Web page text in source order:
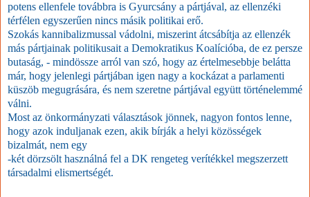
potens ellenfele továbbra is Gyurcsány a pártjával, az ellenzéki
térfélen egyszerűen nincs másik politikai erő.
Szokás kannibalizmussal vádolni, miszerint átcsábítja az ellenzék
más pártjainak politikusait a Demokratikus Koalícióba, de ez persze
butaság, - mindössze arról van szó, hogy az értelmesebbje belátta
már, hogy jelenlegi pártjában igen nagy a kockázat a parlamenti
küszöb megugrására, és nem szeretne pártjával együtt történelemmé
válni.
Most az önkormányzati választások jönnek, nagyon fontos lenne,
hogy azok induljanak ezen, akik bírják a helyi közösségek
bizalmát, nem egy
-két dörzsölt használná fel a DK rengeteg verítékkel megszerzett
társadalmi elismertségét.